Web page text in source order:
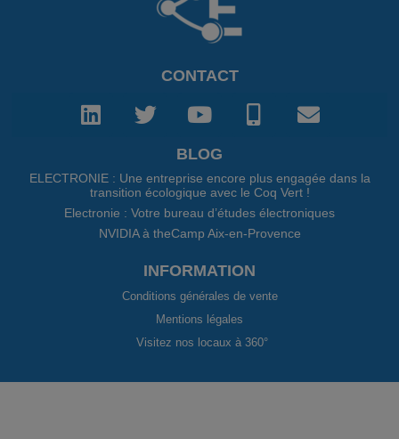
CONTACT
BLOG
ELECTRONIE : Une entreprise encore plus engagée dans la
transition écologique avec le Coq Vert !
Electronie : Votre bureau d’études électroniques
NVIDIA à theCamp Aix-en-Provence
INFORMATION
Conditions générales de vente
Mentions légales
Visitez nos locaux à 360°